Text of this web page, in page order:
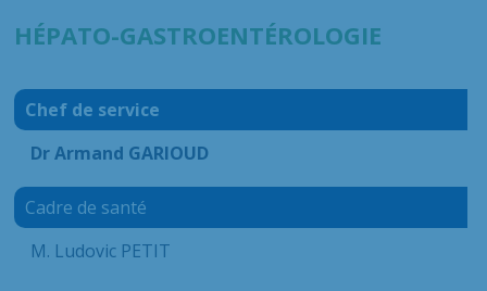
HÉPATO-GASTROENTÉROLOGIE
Chef de service
Dr Armand GARIOUD
Cadre de santé
M. Ludovic PETIT